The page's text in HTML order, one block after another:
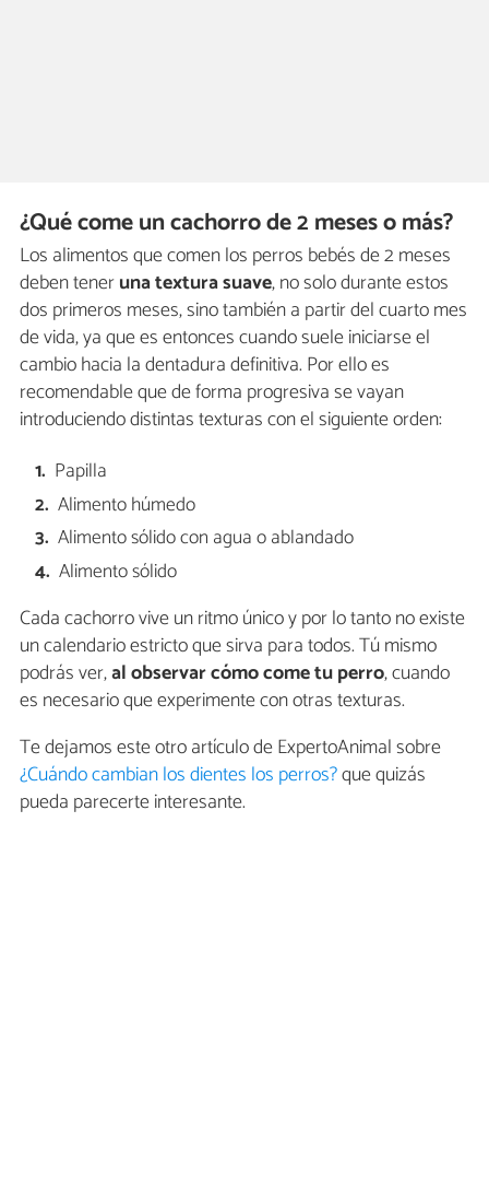
¿Qué come un cachorro de 2 meses o más?
Los alimentos que comen los perros bebés de 2 meses
deben teneruna textura suave, no solo durante estos
dos primeros meses, sino también a partir del cuarto mes
de vida, ya que es entonces cuando suele iniciarse el
cambio hacia la dentadura definitiva. Por ello es
recomendable que de forma progresiva se vayan
introduciendo distintas texturas con el siguiente orden:
Papilla
Alimento húmedo
Alimento sólido con agua o ablandado
Alimento sólido
Cada cachorro vive un ritmo único y por lo tanto no existe
un calendario estricto que sirva para todos. Tú mismo
podrás ver,al observar cómo come tu perro, cuando
es necesario que experimente con otras texturas.
Te dejamos este otro artículo de ExpertoAnimal sobre
¿Cuándo cambian los dientes los perros?que quizás
pueda parecerte interesante.